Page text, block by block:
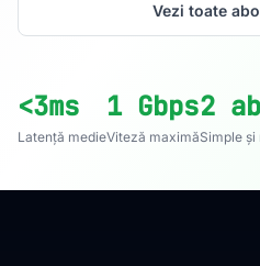
Vezi toate
<3ms
Latență medie
1 Gbps
Viteză maximă
2
Simple și